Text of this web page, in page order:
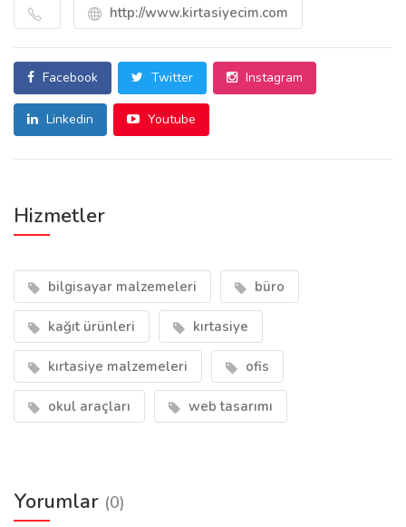
http://www.kirtasiyecim.com
Facebook Twitter Instagram
Linkedin Youtube
Hizmetler
bilgisayar malzemeleri büro
kağıt ürünleri kırtasiye
kırtasiye malzemeleri ofis
okul araçları web tasarımı
Yorumlar (0)